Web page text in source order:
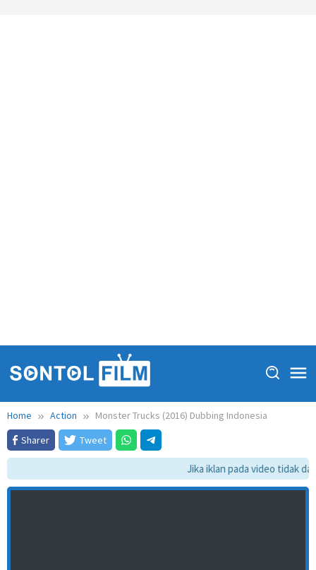
Home Action
Monster Trucks (2016) Dubbing Indonesia
Sharer
Tweet
Jika iklan pada video tidak